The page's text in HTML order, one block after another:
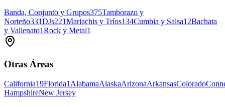
Banda, Conjunto y Grupos375Tamborazo y
Norteño331DJs221Mariachis y Tríos134Cumbia y Salsa12Bachata
y Vallenato1Rock y Metal1
Otras Áreas
California19Florida1 AlabamaAlaskaArizonaArkansasColorado
HampshireNew Jersey